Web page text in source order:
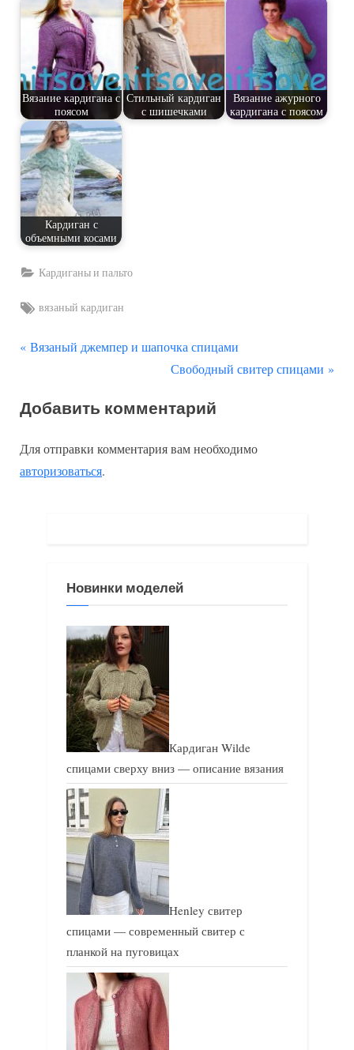
Вязание кардигана с
поясом
Стильный кардиган
с шишечками
Вязание ажурного
кардигана с поясом
Кардиган с
объемными косами
Кардиганы и пальто
Tags:
вязаный кардиган
Навигация
записям
П
д
д
у
Вязаный джемпер и шапочка спицами
С
е
у
а
Свободный свитер спицами
Добавить комментарий
Для отправки комментария вам необходимо
авторизоваться.
Новинки моделей
Кардиган Wilde
спицами сверху вниз — описание вязания
Henley свитер
спицами — современный свитер с
планкой на пуговицах